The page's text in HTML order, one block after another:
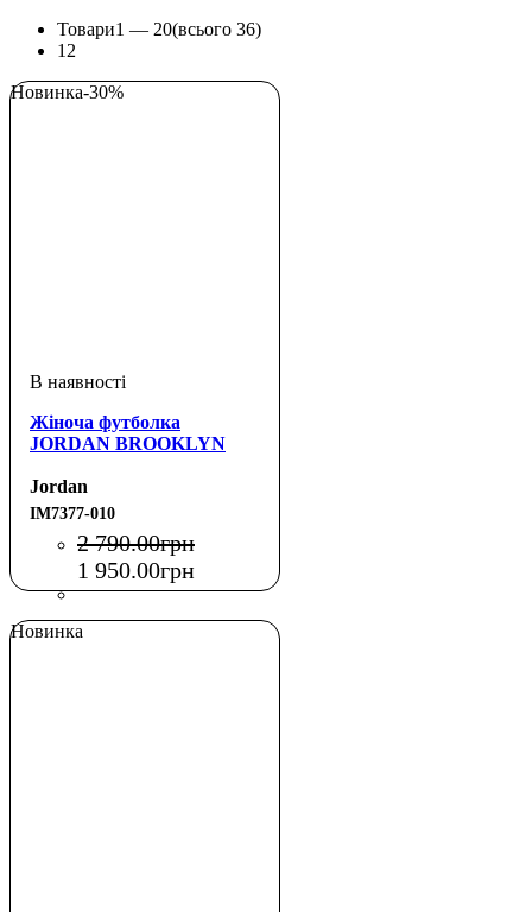
Товари1 — 20(всього 36)
1 2
Новинка-30%
Жіноча футболка
JORDAN BROOKLYN
Jordan
IM7377-010
2 790.00грн
1 950.00грн
Новинка